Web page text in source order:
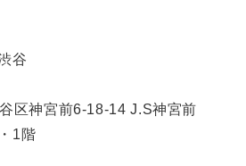
谷
区神宮前6-18-14 J.S神宮前
1階